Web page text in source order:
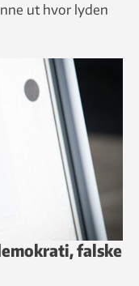
ut hvor lyden
falske